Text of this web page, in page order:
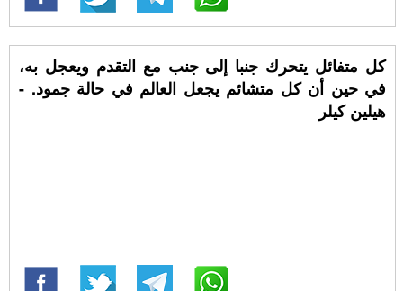
كل متفائل يتحرك جنبا إلى جنب مع التقدم ويعجل به،
في حين أن كل متشائم يجعل العالم في حالة جمود. -
هيلين كيلر